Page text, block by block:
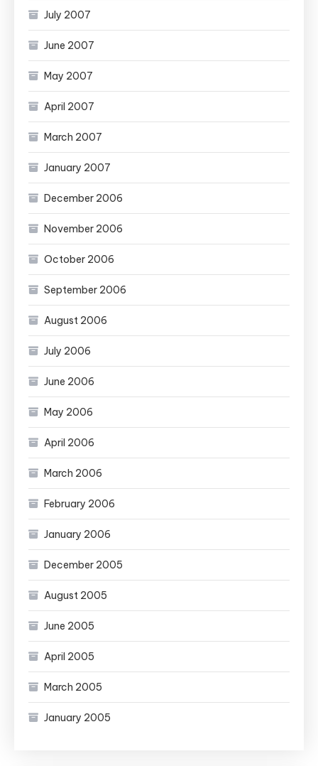
July 2007
June 2007
May 2007
April 2007
March 2007
January 2007
December 2006
November 2006
October 2006
September 2006
August 2006
July 2006
June 2006
May 2006
April 2006
March 2006
February 2006
January 2006
December 2005
August 2005
June 2005
April 2005
March 2005
January 2005